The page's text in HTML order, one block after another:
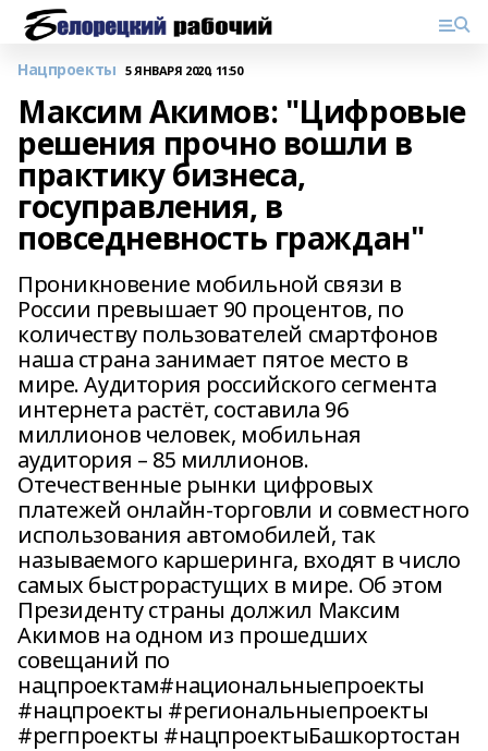
Нацпроекты 5 ЯНВАРЯ 2020, 11:50
Максим Акимов: "Цифровые
решения прочно вошли в
практику бизнеса,
госуправления, в
повседневность граждан"
Проникновение мобильной связи в
России превышает 90 процентов, по
количеству пользователей смартфонов
наша страна занимает пятое место в
мире. Аудитория российского сегмента
интернета растёт, составила 96
миллионов человек, мобильная
аудитория – 85 миллионов.
Отечественные рынки цифровых
платежей онлайн‑торговли и совместного
использования автомобилей, так
называемого каршеринга, входят в число
самых быстрорастущих в мире. Об этом
Президенту страны должил Максим
Акимов на одном из прошедших
совещаний по
нацпроектам#национальныепроекты
#нацпроекты #региональныепроекты
#регпроекты #нацпроектыБашкортостан